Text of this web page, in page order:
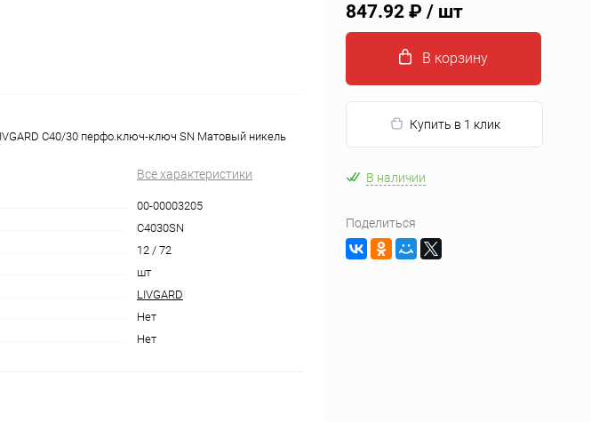
C40/30 перфо.ключ-ключ SN Матовый никель
Все характеристики
00-00003205
C4030SN
12 / 72
шт
LIVGARD
Нет
Нет
847.92 ₽ / шт
В корзину
Купить в 1 клик
В наличии
Поделиться